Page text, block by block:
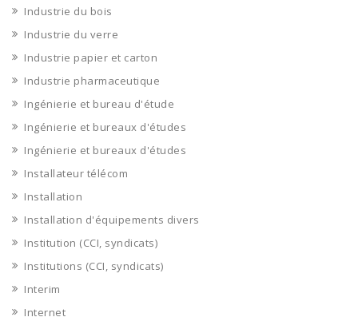
Industrie du bois
Industrie du verre
Industrie papier et carton
Industrie pharmaceutique
Ingénierie et bureau d'étude
Ingénierie et bureaux d'études
Ingénierie et bureaux d'études
Installateur télécom
Installation
Installation d'équipements divers
Institution (CCI, syndicats)
Institutions (CCI, syndicats)
Interim
Internet